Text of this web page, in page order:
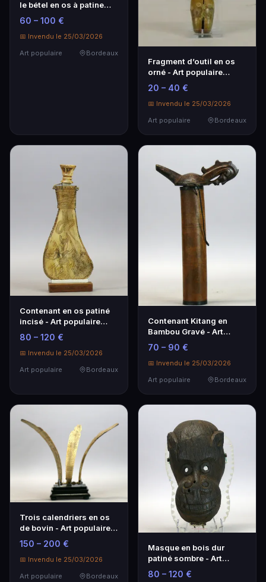
le bétel en os à patine
sombre - Art populaire
60 – 100 €
📅 Invendu le 25/03/2026
Art populaire
Bordeaux
Fragment d’outil en os
orné - Art populaire
français
20 – 40 €
📅 Invendu le 25/03/2026
Art populaire
Bordeaux
Contenant en os patiné
incisé - Art populaire
français
80 – 120 €
📅 Invendu le 25/03/2026
Art populaire
Bordeaux
Contenant Kitang en
Bambou Gravé - Art
Populaire
70 – 90 €
📅 Invendu le 25/03/2026
Art populaire
Bordeaux
Trois calendriers en os
de bovin - Art populaire
français
150 – 200 €
📅 Invendu le 25/03/2026
Art populaire
Bordeaux
Masque en bois dur
patiné sombre - Art
populaire français
80 – 120 €